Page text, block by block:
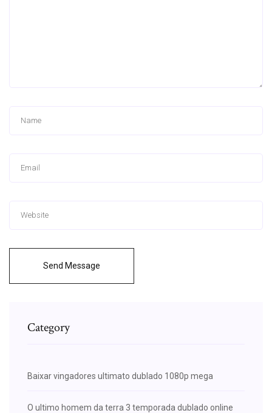
Send Message
Category
Baixar vingadores ultimato dublado 1080p mega
O ultimo homem da terra 3 temporada dublado online